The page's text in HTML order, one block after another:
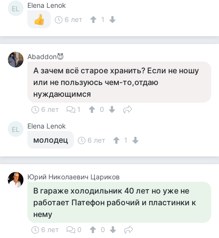
EL
Elena Lenok
6 лет
1
Abaddon😈
А зачем всё старое хранить? Если не ношу
или не пользуюсь чем-то,отдаю
нуждающимся
6 лет 1 0
EL Elena Lenok
молодец 6 лет 1
Юрий Николаевич Цариков
В гараже холодильник 40 лет но уже не
работает Патефон рабочий и пластинки к
нему
6 лет 0 0